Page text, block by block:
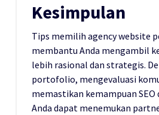
Kesimpulan
Tips memilih agency website
membantu Anda mengambil
lebih rasional dan strategis.
portofolio, mengevaluasi
memastikan kemampuan
Anda dapat menemukan